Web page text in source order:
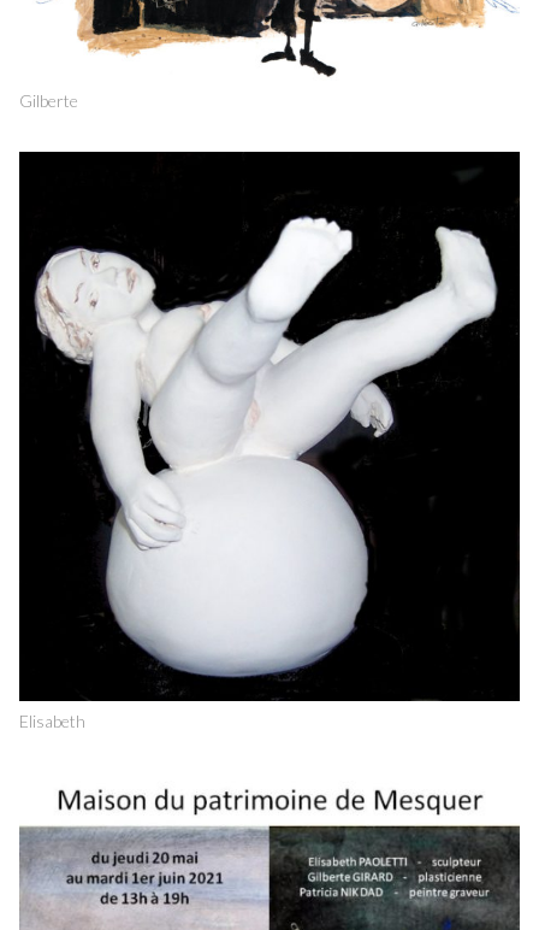
Gilberte
Elisabeth